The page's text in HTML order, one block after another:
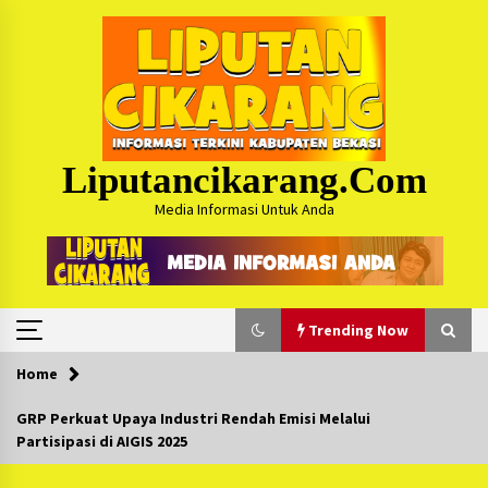
Liputancikarang.com
Media Informasi Untuk Anda
Trending Now
Trending Now
Home
GRP Perkuat Upaya Industri Rendah Emisi Melalui
Partisipasi di AIGIS 2025